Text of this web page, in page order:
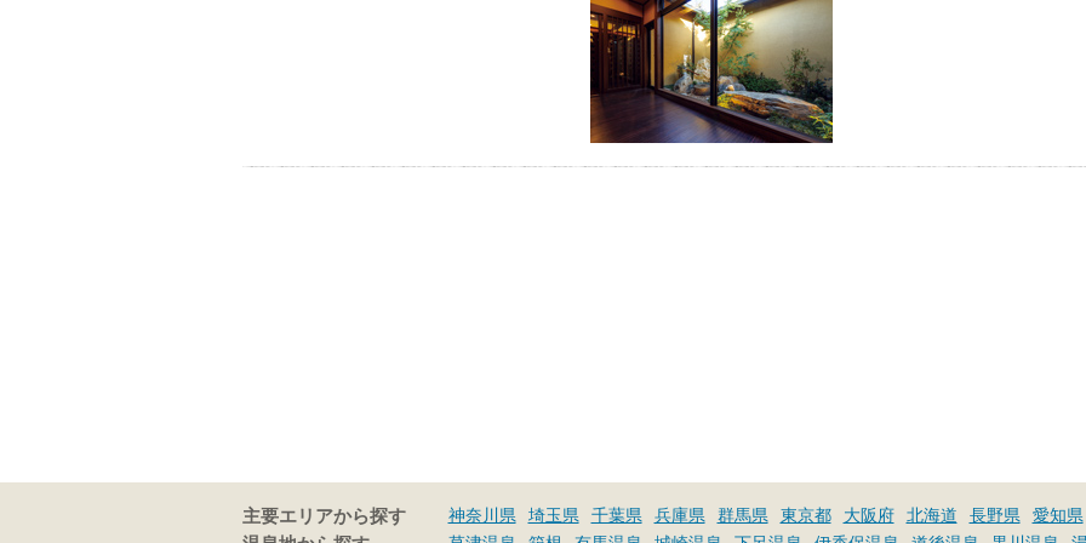
おふろパス会員様なら、この特
別なひとときを「毎月10分無
料」でご利用いただけます。
主要エリアから探す 神奈川県 埼玉県 千葉県 兵庫県 群馬県 東京都 大阪府 北海道 長野県
愛知県